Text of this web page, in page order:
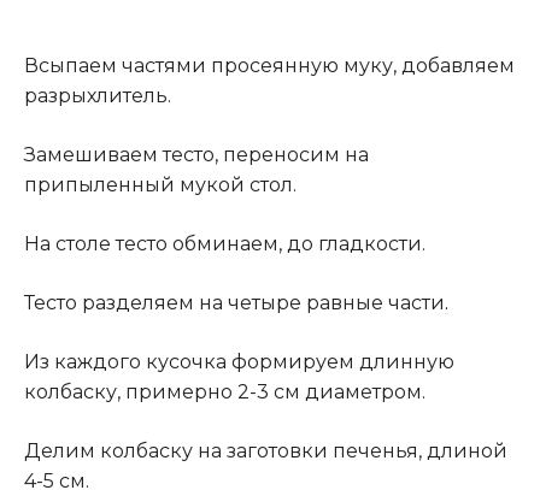
Всыпаем частями просеянную муку, добавляем
разрыхлитель.
Замешиваем тесто, переносим на
припыленный мукой стол.
На столе тесто обминаем, до гладкости.
Тесто разделяем на четыре равные части.
Из каждого кусочка формируем длинную
колбаску, примерно 2-3 см диаметром.
Делим колбаску на заготовки печенья, длиной
4-5 см.